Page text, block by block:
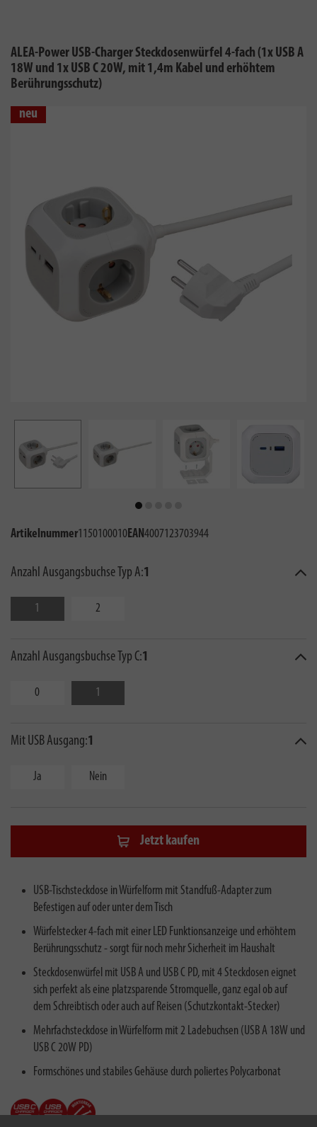
ALEA-Power USB-Charger Steckdosenwürfel 4-fach (1x USB A
18W und 1x USB C 20W, mit 1,4m Kabel und erhöhtem
Berührungsschutz)
neu
Artikelnummer1150100010EAN4007123703944
Anzahl Ausgangsbuchse Typ A:1
1 2
Anzahl Ausgangsbuchse Typ C:1
0 1
Mit USB Ausgang:1
Ja Nein
Jetzt kaufen
USB-Tischsteckdose in Würfelform mit Standfuß-Adapter zum
Befestigen auf oder unter dem Tisch
Würfelstecker 4-fach mit einer LED Funktionsanzeige und erhöhtem
Berührungsschutz - sorgt für noch mehr Sicherheit im Haushalt
Steckdosenwürfel mit USB A und USB C PD, mit 4 Steckdosen eignet
sich perfekt als eine platzsparende Stromquelle, ganz egal ob auf
dem Schreibtisch oder auch auf Reisen (Schutzkontakt-Stecker)
Mehrfachsteckdose in Würfelform mit 2 Ladebuchsen (USB A 18W und
USB C 20W PD)
Formschönes und stabiles Gehäuse durch poliertes Polycarbonat